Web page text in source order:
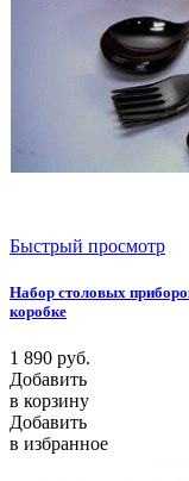
Быстрый просмотр
Набор столовых
коробке
1 890 руб.
Добавить
в корзину
Добавить
в избранное